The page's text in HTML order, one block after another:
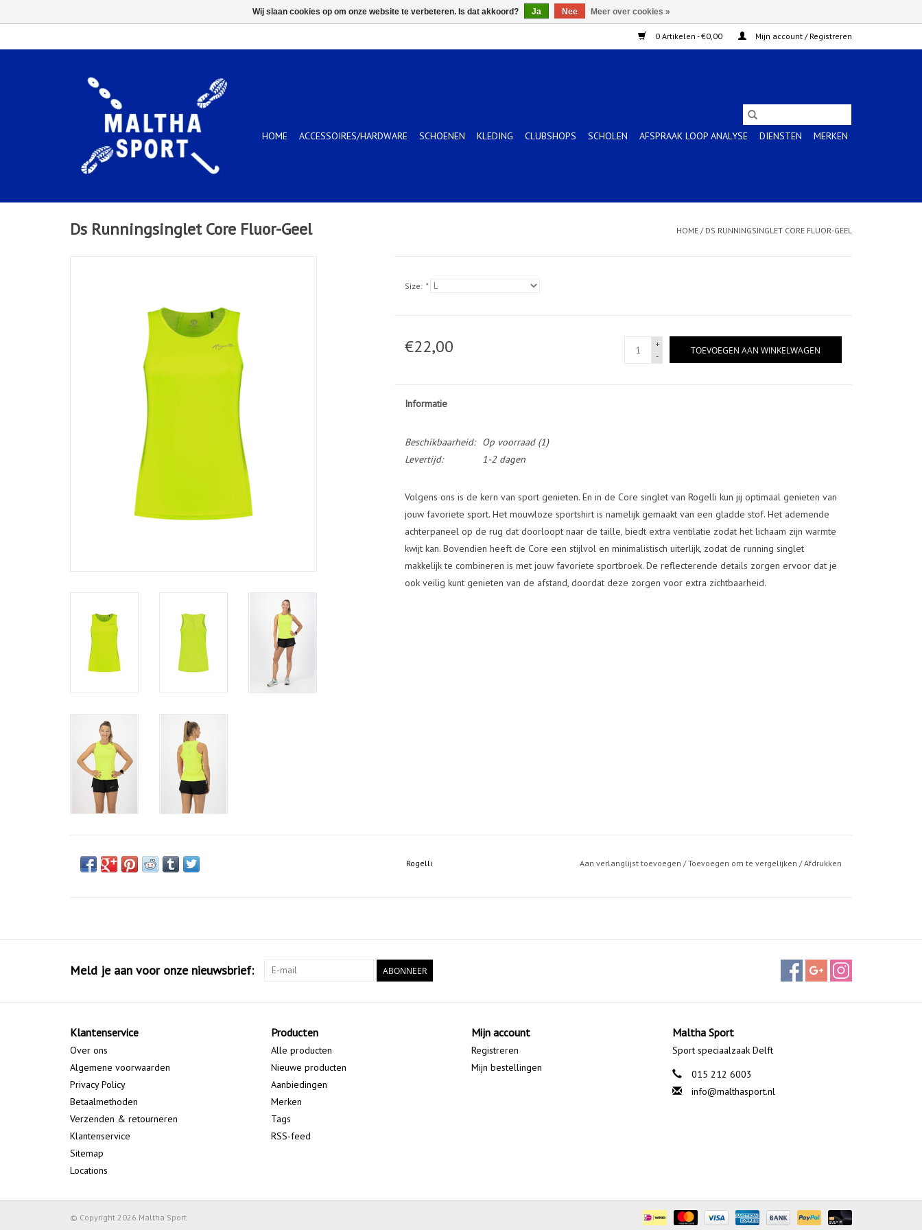
0 Artikelen - €0,00 Mijn account / Registreren
HOME ACCESSOIRES/HARDWARE SCHOENEN KLEDING CLUBSHOPS SCHOLEN AFSPRAAK LOOP ANALYSE DIENSTEN MERKEN
Ds Runningsinglet Core Fluor-Geel HOME / DS RUNNINGSINGLET CORE FLUOR-GEEL
Size: *
€22,00
+
-
TOEVOEGEN AAN WINKELWAGEN
Informatie
Beschikbaarheid: Op voorraad(1)
Levertijd:
1-2 dagen
Volgens ons is de kern van sport genieten. En in de Core singlet van Rogelli kun jij optimaal genieten van
jouw favoriete sport. Het mouwloze sportshirt is namelijk gemaakt van een gladde stof. Het ademende
achterpaneel op de rug dat doorloopt naar de taille, biedt extra ventilatie zodat het lichaam zijn warmte
kwijt kan. Bovendien heeft de Core een stijlvol en minimalistisch uiterlijk, zodat de running singlet
makkelijk te combineren is met jouw favoriete sportbroek. De reflecterende details zorgen ervoor dat je
ook veilig kunt genieten van de afstand, doordat deze zorgen voor extra zichtbaarheid.
Rogelli Aan verlanglijst toevoegen /Toevoegen om te vergelijken /Afdrukken
Meld je aan voor onze nieuwsbrief: ABONNEER
Klantenservice
Over ons
Algemene voorwaarden
Privacy Policy
Betaalmethoden
Verzenden & retourneren
Klantenservice
Sitemap
Locations
Producten
Alle producten
Nieuwe producten
Aanbiedingen
Merken
Tags
RSS-feed
Mijn account
Registreren
Mijn bestellingen
Maltha Sport
Sport speciaalzaak Delft
015 212 6003
info@malthasport.nl
© Copyright 2026 Maltha Sport
Wij slaan cookies op om onze website te verbeteren. Is dat akkoord? Ja Nee Meer over cookies »